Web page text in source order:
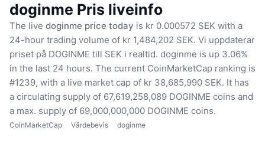
doginme Pris liveinfo
The live doginme price today is kr 0.000572 SEK with a
24-hour trading volume of kr 1,484,202 SEK. Vi uppdaterar
priset på DOGINME till SEK i realtid. doginme is up 3.06%
in the last 24 hours. The current CoinMarketCap ranking is
#1239, with a live market cap of kr 38,685,990 SEK. It has
a circulating supply of 67,619,258,089 DOGINME coins and
a max. supply of 69,000,000,000 DOGINME coins.
CoinMarketCap Värdebevis doginme